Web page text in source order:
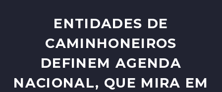
CURSOS E EVENTOS
ENTIDADES DE
CAMINHONEIROS
DEFINEM AGENDA
NACIONAL, QUE MIRA EM